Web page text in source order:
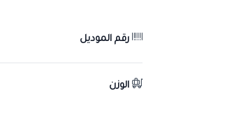
رقم الموديل
الوزن